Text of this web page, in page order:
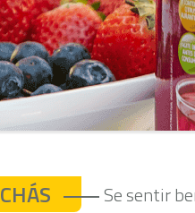
CHÁS Se sentir